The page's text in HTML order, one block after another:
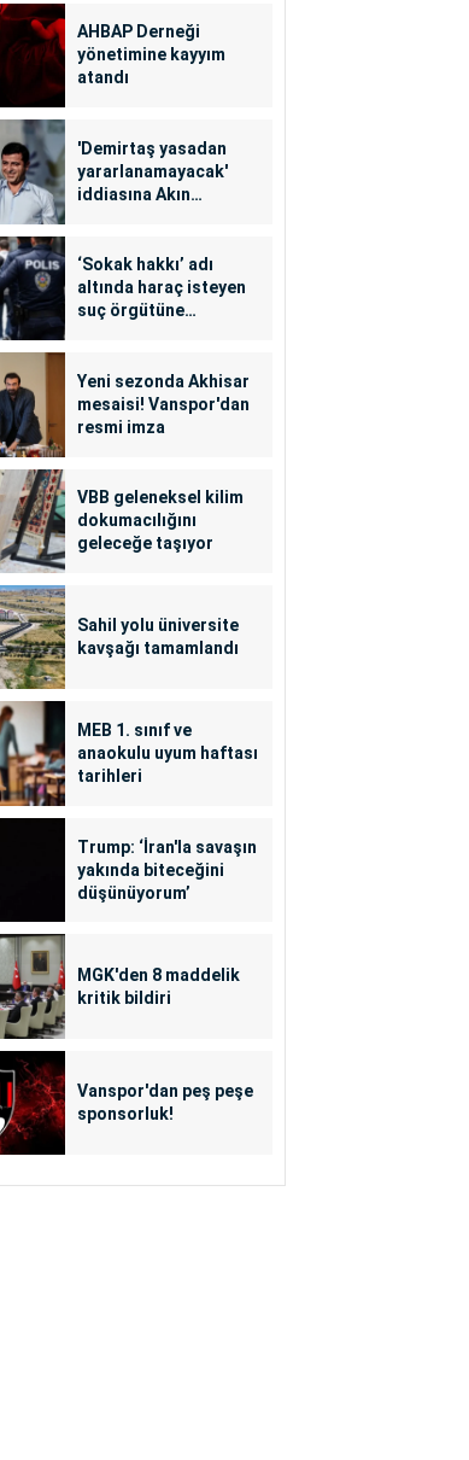
AHBAP Derneği
yönetimine kayyım
atandı
'Demirtaş yasadan
yararlanamayacak'
iddiasına Akın
‘Sokak hakkı’ adı
altında haraç isteyen
suç örgütüne
Yeni sezonda Akhisar
mesaisi! Vanspor'dan
resmi imza
VBB geleneksel kilim
dokumacılığını
geleceğe taşıyor
Sahil yolu üniversite
kavşağı tamamlandı
MEB 1. sınıf ve
anaokulu uyum haftası
tarihleri
Trump: ‘İran'la savaşın
yakında biteceğini
düşünüyorum’
MGK'den 8 maddelik
kritik bildiri
Vanspor'dan peş peşe
sponsorluk!